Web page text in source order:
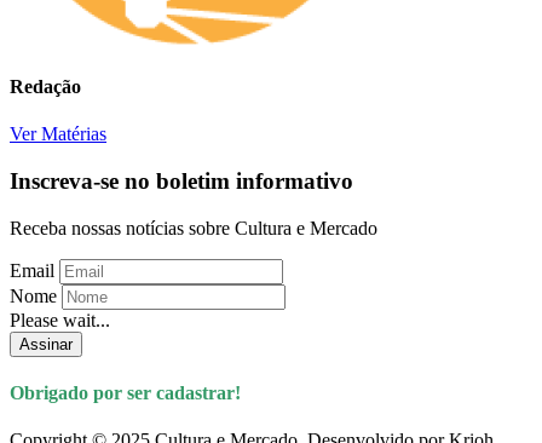
Redação
Ver Matérias
Inscreva-se no boletim informativo
Receba nossas notícias sobre Cultura e Mercado
Email
Nome
Please wait...
Assinar
Obrigado por ser cadastrar!